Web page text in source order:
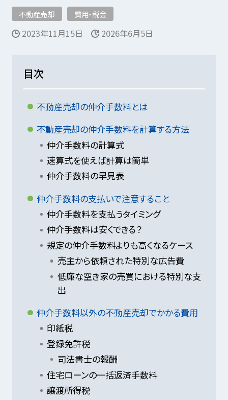
不動産売却 費用・税金
2023年11月15日 2026年6月5日
目次
不動産売却の仲介手数料とは
不動産売却の仲介手数料を計算する方法
仲介手数料の計算式
速算式を使えば計算は簡単
仲介手数料の早見表
仲介手数料の支払いで注意すること
仲介手数料を支払うタイミング
仲介手数料は安くできる？
規定の仲介手数料よりも高くなるケース
売主から依頼された特別な広告費
低廉な空き家の売買における特別な支
出
仲介手数料以外の不動産売却でかかる費用
印紙税
登録免許税
司法書士の報酬
住宅ローンの一括返済手数料
譲渡所得税